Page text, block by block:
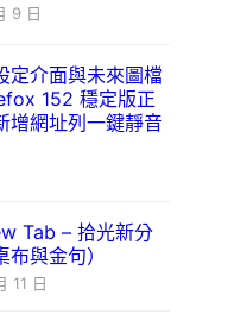
9 日
定介面與未來圖檔
152 穩定版正
增網址列一鍵靜音
Tab – 拾光新分
與金句）
11 日